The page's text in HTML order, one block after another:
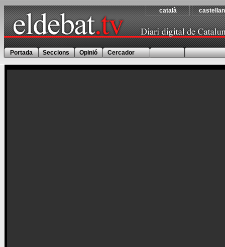
català
Portada Seccions Opinió Cercador